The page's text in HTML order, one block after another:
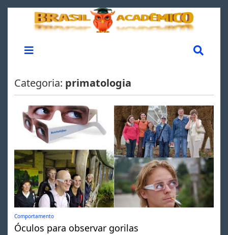
Categoria: primatologia
Comportamento
Óculos para observar gorilas